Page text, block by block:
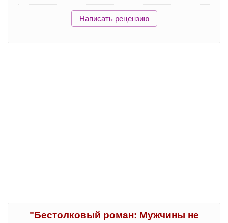
Написать рецензию
"Бестолковый роман: Мужчины не